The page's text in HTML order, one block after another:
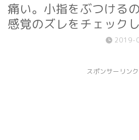
痛い。小指をぶつける
感覚のズレをチェック
2019-
スポンサーリンク